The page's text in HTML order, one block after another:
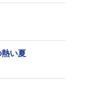
い夏